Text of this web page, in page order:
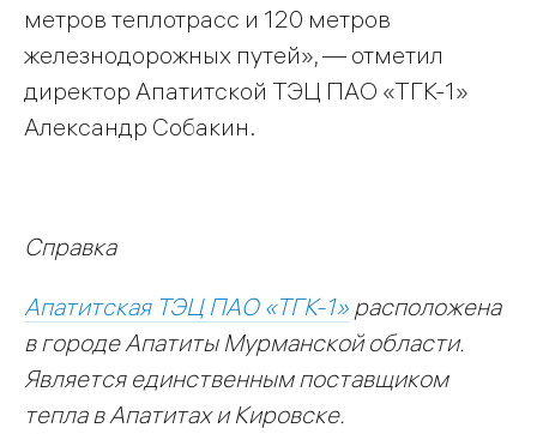
метров теплотрасс и 120 метров
железнодорожных путей», — отметил
директор Апатитской ТЭЦ ПАО «ТГК-1»
Александр Собакин.
Справка
Апатитская ТЭЦ ПАО «ТГК-1» расположена
в городе Апатиты Мурманской области.
Является единственным поставщиком
тепла в Апатитах и Кировске.